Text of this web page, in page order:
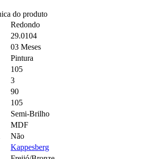
do produto
Redondo
29.0104
03 Meses
Pintura
105
3
90
105
Semi-Brilho
MDF
Não
Kappesberg